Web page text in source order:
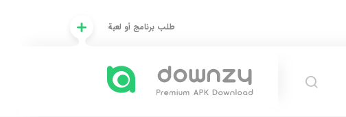
طلب برنامج أو لعبة